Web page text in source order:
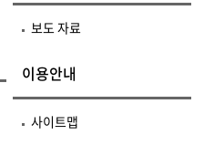
보도 자료
이용안내
사이트맵